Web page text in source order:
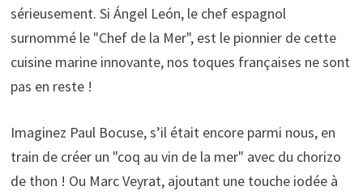
sérieusement. Si Ángel León, le chef espagnol
surnommé le "Chef de la Mer", est le pionnier de cette
cuisine marine innovante, nos toques françaises ne sont
pas en reste !
Imaginez Paul Bocuse, s’il était encore parmi nous, en
train de créer un "coq au vin de la mer" avec du chorizo
de thon ! Ou Marc Veyrat, ajoutant une touche iodée à